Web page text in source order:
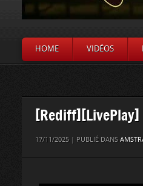
HOME VIDÉOS
[Rediff][LivePlay]
17/11/2025 | PUBLIÉ DANS